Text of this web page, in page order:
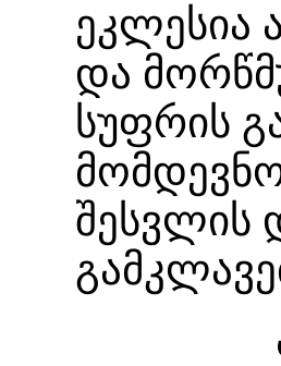
ეკლესია
და
სუფრის
შესვლის